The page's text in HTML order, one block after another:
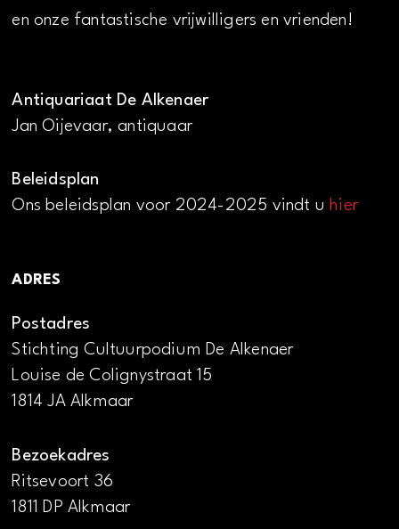
en onze fantastische vrijwilligers en vrienden!
Antiquariaat De Alkenaer
Jan Oijevaar, antiquaar
Beleidsplan
Ons beleidsplan voor 2024-2025 vindt uhier
ADRES
Postadres
Stichting Cultuurpodium De Alkenaer
Louise de Colignystraat 15
1814 JA Alkmaar
Bezoekadres
Ritsevoort 36
1811 DP Alkmaar